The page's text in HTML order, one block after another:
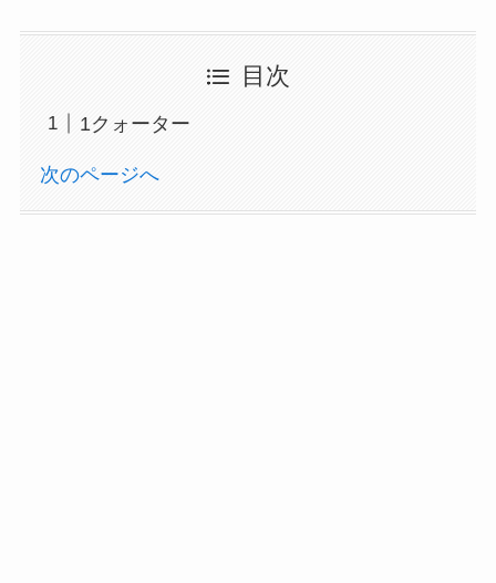
目次
1クォーター
次のページへ